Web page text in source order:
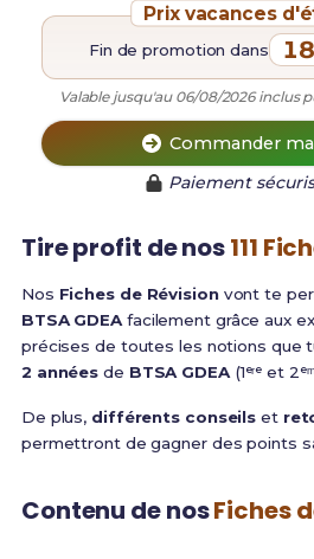
Prix vacances
Fin de promotion dans 18
Valable jusqu'au 06/08/2026 inclus
Commander
Paiement
Tire profit de nos111
Nos Fiches de Révisionvont te
BTSA GDEAfacilement grâce aux
précises de toutes les notions que
2 années de BTSA GDEA(1ᵉʳᵉ et
De plus, différents conseils et
permettront de gagner des points
Contenu de nosFiches